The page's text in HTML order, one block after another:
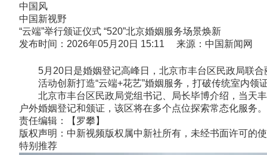
中国风
中国新视野
“云端”举行颁证仪式 “520”北京婚姻服务场景焕新
发布时间：2026年05月20日 15:11 来源：中国新闻网
5月20日是婚姻登记高峰日，北京市丰台区民政局联合
活动创新打造“云端+花艺”婚姻服务，打破传统室内领
北京市丰台区民政局党组书记、局长毕博介绍，当天丰
户外婚姻登记和颁证，该区将在多个点位探索常态化服务
责任编辑：【罗攀】
版权声明：中新视频版权属中新社所有，未经书面许可的
特别推荐